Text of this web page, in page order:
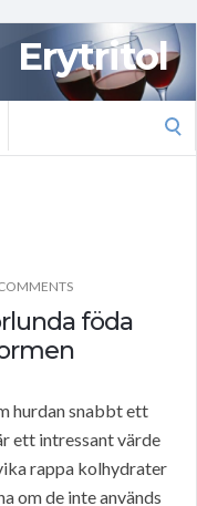
Erytritol
föda
hurdan snabbt ett
ett intressant värde
rappa kolhydrater
om de inte används